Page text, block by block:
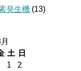
発生機 (13)
土
日
1
2